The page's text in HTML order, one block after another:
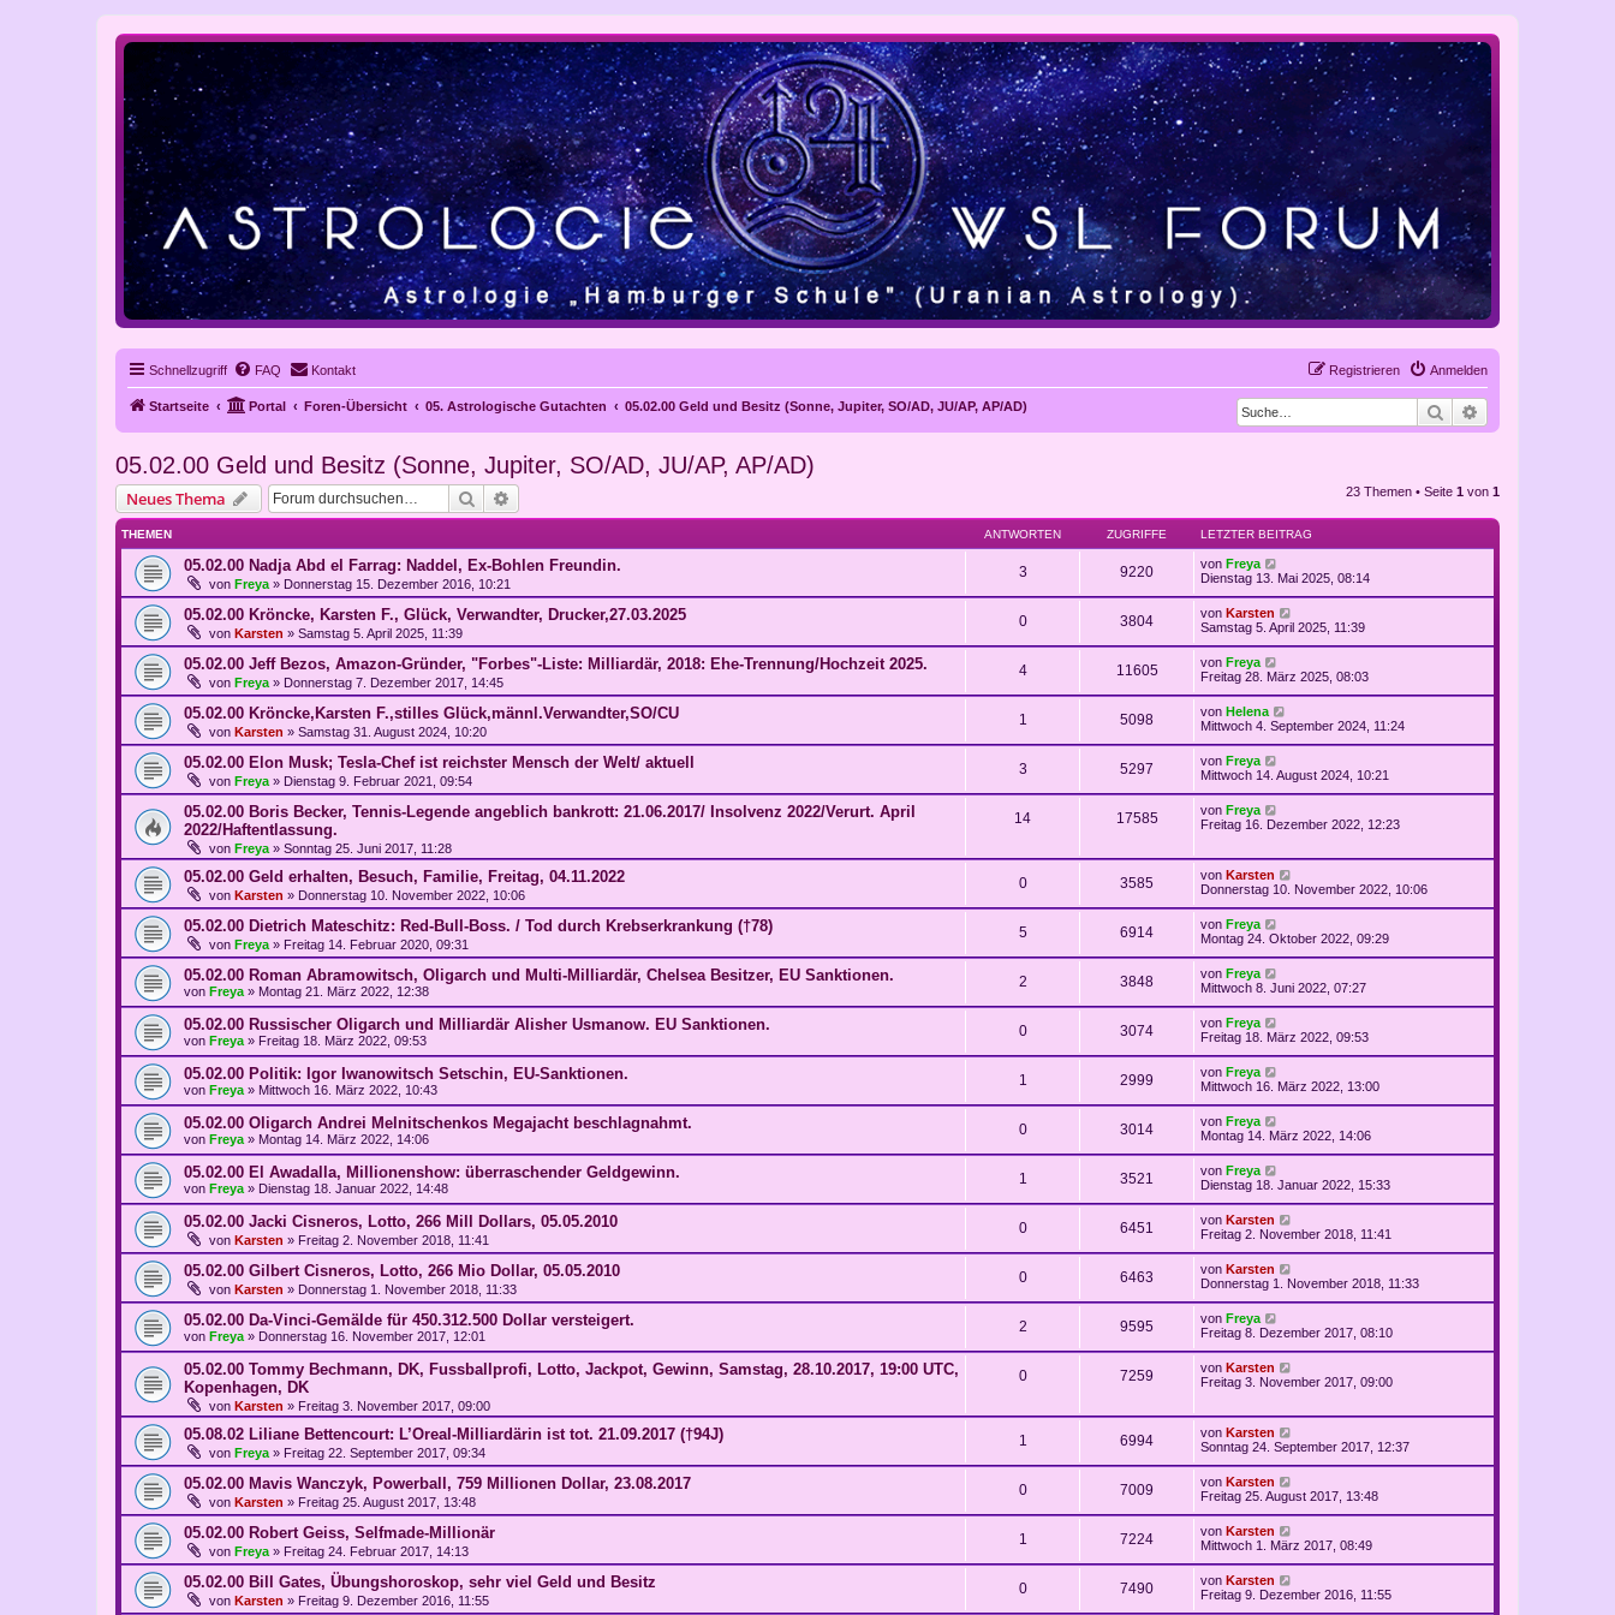
Schnellzugriff FAQ Kontakt Anmelden
Registrieren
Startseite Portal Foren-Übersicht 05. Astrologische Gutachten 05.02.00 Geld und Besitz (Sonne, Jupiter, SO/AD, JU/AP, AP/AD) Suche
05.02.00 Geld und Besitz (Sonne, Jupiter, SO/AD, JU/AP, AP/AD)
Neues Thema Suche 23 Themen • Seite 1 von 1
THEMEN ANTWORTEN ZUGRIFFE LETZTER BEITRAG
05.02.00 Nadja Abd el Farrag: Naddel, Ex-Bohlen Freundin.
von Freya » Donnerstag 15. Dezember 2016, 10:21
3 9220 von Freya
Dienstag 13. Mai 2025, 08:14
05.02.00 Kröncke, Karsten F., Glück, Verwandter, Drucker,27.03.2025
von Karsten » Samstag 5. April 2025, 11:39
0 3804 von Karsten
Samstag 5. April 2025, 11:39
05.02.00 Jeff Bezos, Amazon-Gründer, "Forbes"-Liste: Milliardär, 2018: Ehe-Trennung/Hochzeit 2025.
von Freya » Donnerstag 7. Dezember 2017, 14:45
4 11605 von Freya
Freitag 28. März 2025, 08:03
05.02.00 Kröncke,Karsten F.,stilles Glück,männl.Verwandter,SO/CU
von Karsten » Samstag 31. August 2024, 10:20
1 5098 von Helena
Mittwoch 4. September 2024, 11:24
05.02.00 Elon Musk; Tesla-Chef ist reichster Mensch der Welt/ aktuell
von Freya » Dienstag 9. Februar 2021, 09:54
3 5297 von Freya
Mittwoch 14. August 2024, 10:21
05.02.00 Boris Becker, Tennis-Legende angeblich bankrott: 21.06.2017/ Insolvenz 2022/Verurt. April
2022/Haftentlassung.
von Freya » Sonntag 25. Juni 2017, 11:28
14 17585 von Freya
Freitag 16. Dezember 2022, 12:23
05.02.00 Geld erhalten, Besuch, Familie, Freitag, 04.11.2022
von Karsten » Donnerstag 10. November 2022, 10:06
0 3585 von Karsten
Donnerstag 10. November 2022, 10:06
05.02.00 Dietrich Mateschitz: Red-Bull-Boss. / Tod durch Krebserkrankung (†78)
von Freya » Freitag 14. Februar 2020, 09:31
5 6914 von Freya
Montag 24. Oktober 2022, 09:29
05.02.00 Roman Abramowitsch, Oligarch und Multi-Milliardär, Chelsea Besitzer, EU Sanktionen.
von Freya » Montag 21. März 2022, 12:38
2 3848 von Freya
Mittwoch 8. Juni 2022, 07:27
05.02.00 Russischer Oligarch und Milliardär Alisher Usmanow. EU Sanktionen.
von Freya » Freitag 18. März 2022, 09:53
0 3074 von Freya
Freitag 18. März 2022, 09:53
05.02.00 Politik: Igor Iwanowitsch Setschin, EU-Sanktionen.
von Freya » Mittwoch 16. März 2022, 10:43
1 2999 von Freya
Mittwoch 16. März 2022, 13:00
05.02.00 Oligarch Andrei Melnitschenkos Megajacht beschlagnahmt.
von Freya » Montag 14. März 2022, 14:06
0 3014 von Freya
Montag 14. März 2022, 14:06
05.02.00 El Awadalla, Millionenshow: überraschender Geldgewinn.
von Freya » Dienstag 18. Januar 2022, 14:48
1 3521 von Freya
Dienstag 18. Januar 2022, 15:33
05.02.00 Jacki Cisneros, Lotto, 266 Mill Dollars, 05.05.2010
von Karsten » Freitag 2. November 2018, 11:41
0 6451 von Karsten
Freitag 2. November 2018, 11:41
05.02.00 Gilbert Cisneros, Lotto, 266 Mio Dollar, 05.05.2010
von Karsten » Donnerstag 1. November 2018, 11:33
0 6463 von Karsten
Donnerstag 1. November 2018, 11:33
05.02.00 Da-Vinci-Gemälde für 450.312.500 Dollar versteigert.
von Freya » Donnerstag 16. November 2017, 12:01
2 9595 von Freya
Freitag 8. Dezember 2017, 08:10
05.02.00 Tommy Bechmann, DK, Fussballprofi, Lotto, Jackpot, Gewinn, Samstag, 28.10.2017, 19:00 UTC,
Kopenhagen, DK
von Karsten » Freitag 3. November 2017, 09:00
0 7259 von Karsten
Freitag 3. November 2017, 09:00
05.08.02 Liliane Bettencourt: L’Oreal-Milliardärin ist tot. 21.09.2017 (†94J)
von Freya » Freitag 22. September 2017, 09:34
1 6994 von Karsten
Sonntag 24. September 2017, 12:37
05.02.00 Mavis Wanczyk, Powerball, 759 Millionen Dollar, 23.08.2017
von Karsten » Freitag 25. August 2017, 13:48
0 7009 von Karsten
Freitag 25. August 2017, 13:48
05.02.00 Robert Geiss, Selfmade-Millionär
von Freya » Freitag 24. Februar 2017, 14:13
1 7224 von Karsten
Mittwoch 1. März 2017, 08:49
05.02.00 Bill Gates, Übungshoroskop, sehr viel Geld und Besitz
von Karsten » Freitag 9. Dezember 2016, 11:55
0 7490 von Karsten
Freitag 9. Dezember 2016, 11:55